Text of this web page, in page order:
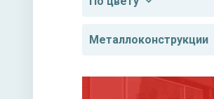
Металлоконструкции